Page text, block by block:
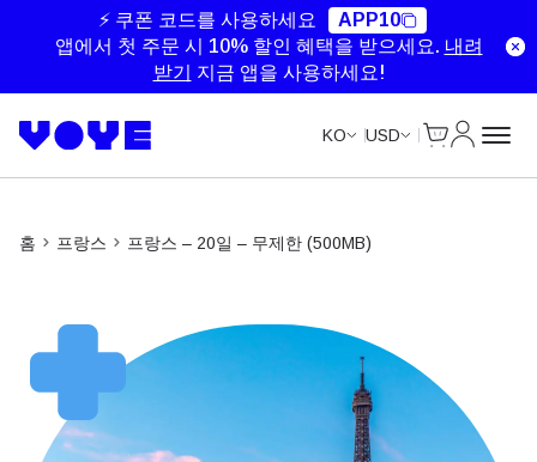
⚡ 쿠폰 코드를 사용하세요
APP10
앱에서 첫 주문 시 10% 할인 혜택을 받으세요. 내려
받기
지금 앱을 사용하세요!
KO USD
홈 프랑스 프랑스 – 20일 – 무제한 (500MB)
Unlimited Data
Unlimited Data